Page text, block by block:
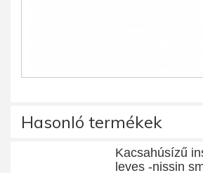
Hasonló termékek
Kacsahúsízű
leves -nissin